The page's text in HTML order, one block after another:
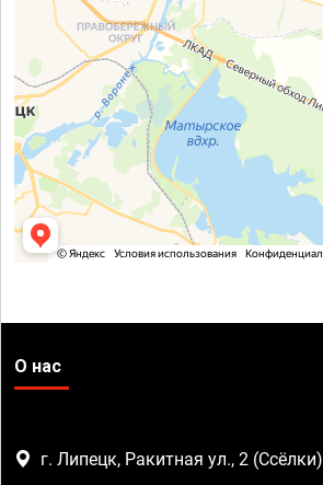
О нас
г. Липецк, Ракитная ул., 2 (Ссёлки)